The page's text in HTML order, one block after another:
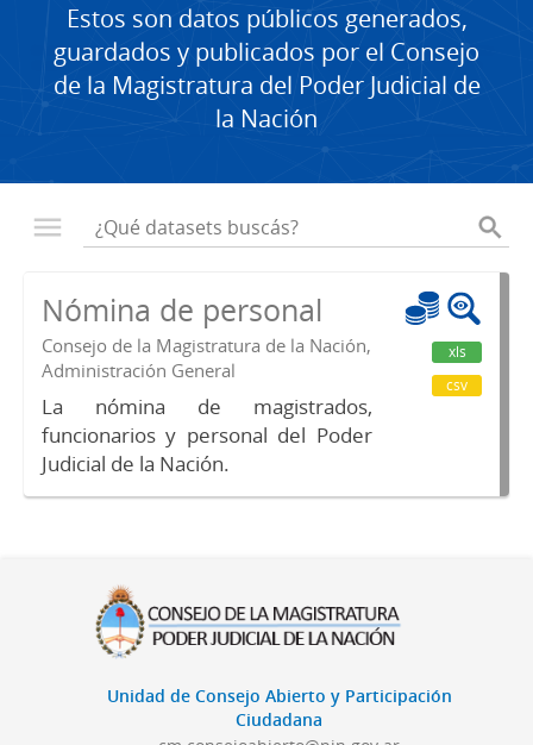
Estos son datos públicos generados,
guardados y publicados por el Consejo
de la Magistratura del Poder Judicial de
la Nación
Nómina de personal
Consejo de la Magistratura de la Nación,
Administración General
La nómina de magistrados,
funcionarios y personal del Poder
Judicial de la Nación.
xls
csv
Unidad de Consejo Abierto y Participación
Ciudadana